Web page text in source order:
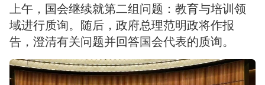
上午，国会继续就第二组问题：教育与培训领
域进行质询。随后，政府总理范明政将作报
告，澄清有关问题并回答国会代表的质询。